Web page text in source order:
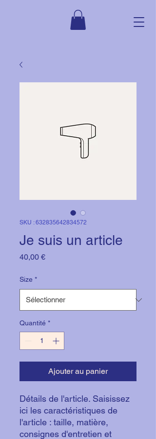
SKU : 632835642834572
Je suis un article
40,00 €Prix
Size *
Quantité *
Ajouter au panier
Détails de l'article. Saisissez
ici les caractéristiques de
l'article : taille, matière,
consignes d'entretien et